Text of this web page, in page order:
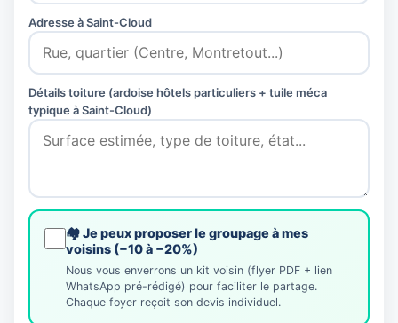
Adresse à Saint-Cloud
Détails toiture (ardoise hôtels particuliers + tuile méca
typique à Saint-Cloud)
🏘️ Je peux proposer le groupage à mes
voisins (−10 à −20%)
Nous vous enverrons un kit voisin (flyer PDF + lien
WhatsApp pré-rédigé) pour faciliter le partage.
Chaque foyer reçoit son devis individuel.